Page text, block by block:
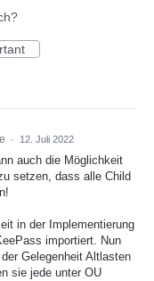
· 12. Juli 2022
auch die Möglichkeit
setzen, dass alle Child
in der Implementierung
importiert. Nun
Gelegenheit Altlasten
sie jede unter OU